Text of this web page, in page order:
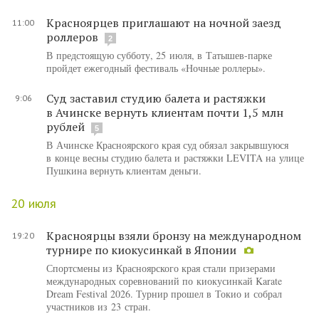
11:00
Красноярцев приглашают на ночной заезд
роллеров
2
В предстоящую субботу, 25 июля, в Татышев-парке
пройдет ежегодный фестиваль «Ночные роллеры».
9:06
Суд заставил студию балета и растяжки
в Ачинске вернуть клиентам почти 1,5 млн
рублей
5
В Ачинске Красноярского края суд обязал закрывшуюся
в конце весны студию балета и растяжки LEVITA на улице
Пушкина вернуть клиентам деньги.
20 июля
19:20
Красноярцы взяли бронзу на международном
турнире по киокусинкай в Японии
Спортсмены из Красноярского края стали призерами
международных соревнований по киокусинкай Karate
Dream Festival 2026. Турнир прошел в Токио и собрал
участников из 23 стран.